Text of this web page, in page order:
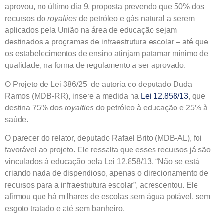
aprovou, no último dia 9, proposta prevendo que 50% dos
recursos do royalties de petróleo e gás natural a serem
aplicados pela União na área de educação sejam
destinados a programas de infraestrutura escolar – até que
os estabelecimentos de ensino atinjam patamar mínimo de
qualidade, na forma de regulamento a ser aprovado.
O Projeto de Lei 386/25, de autoria do deputado Duda
Ramos (MDB-RR), insere a medida na Lei 12.858/13, que
destina 75% dos royalties do petróleo à educação e 25% à
saúde.
O parecer do relator, deputado Rafael Brito (MDB-AL), foi
favorável ao projeto. Ele ressalta que esses recursos já são
vinculados à educação pela Lei 12.858/13. “Não se está
criando nada de dispendioso, apenas o direcionamento de
recursos para a infraestrutura escolar”, acrescentou. Ele
afirmou que há milhares de escolas sem água potável, sem
esgoto tratado e até sem banheiro.